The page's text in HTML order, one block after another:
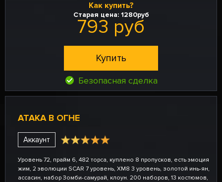
Как купить?
Старая цена: 1280руб
793 руб
Купить
Безопасная сделка
АТАКА В ОГНЕ
Аккаунт
Уровень 72, прайм 6, 482 торса, куплено 8 пропусков, есть эмоция
жим, 2 эволюции SCAR 7 уровень, XM8 3 уровень, золотой инь-ян,
ассасин, набор Зомби-самурай, клоун. 200 наборов, 13 костюмов,